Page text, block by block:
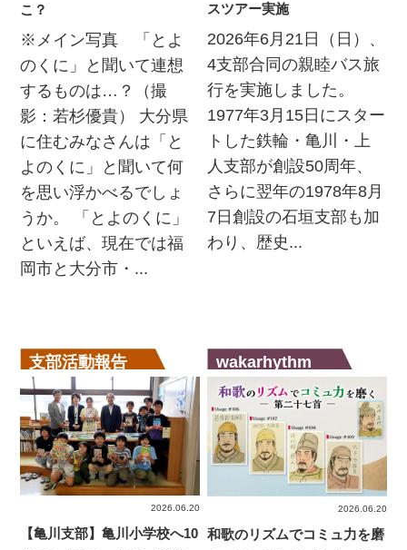
こ？
※メイン写真 「とよ
のくに」と聞いて連想
するものは…？（撮
影：若杉優貴） 大分県
に住むみなさんは「と
よのくに」と聞いて何
を思い浮かべるでしょ
うか。 「とよのくに」
といえば、現在では福
岡市と大分市・...
スツアー実施
2026年6月21日（日）、
4支部合同の親睦バス旅
行を実施しました。
1977年3月15日にスター
トした鉄輪・亀川・上
人支部が創設50周年、
さらに翌年の1978年8月
7日創設の石垣支部も加
わり、歴史...
支部活動報告
2026.06.20
【亀川支部】亀川小学校へ10
wakarhythm
2026.06.20
和歌のリズムでコミュ力を磨